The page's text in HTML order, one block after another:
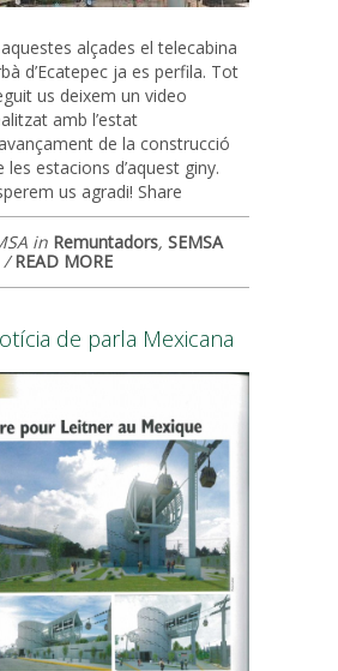
alçades el telecabina
d’Ecatepec ja es perfila. Tot
us deixem un video
amb l’estat
de la construcció
les estacions d’aquest giny.
us agradi! Share
in Remuntadors, SEMSA
/READ MORE
de parla Mexicana